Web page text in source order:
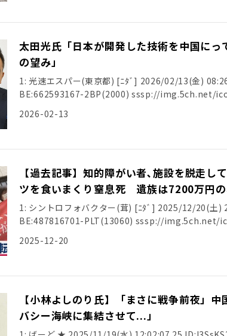
太田光氏「日本が開発した技術を中国に
の望み」
1: 光速エスパー(東京都) [ﾆﾀﾞ] 2026/02/13(金)
BE:662593167-2BP(2000) sssp://img.5ch.net/
2026-02-13
【過去記事】知的障がい者､施設を脱走し
ツを食いまくり窒息死 遺族は7200万円の
1: シントロフォバクター(茸) [ﾆﾀﾞ] 2025/12/20(土
BE:487816701-PLT(13060) sssp://img.5ch.net/
2025-12-20
【小林よしのり氏】「まさに戦争前夜」
バシー海峡に集結させて...」